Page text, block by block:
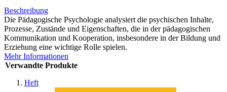
Beschreibung
Die Pädagogische Psychologie analysiert die psychischen Inhalte,
Prozesse, Zustände und Eigenschaften, die in der pädagogischen
Kommunikation und Kooperation, insbesondere in der Bildung und
Erziehung eine wichtige Rolle spielen.
Mehr Informationen
Verwandte Produkte
Heft